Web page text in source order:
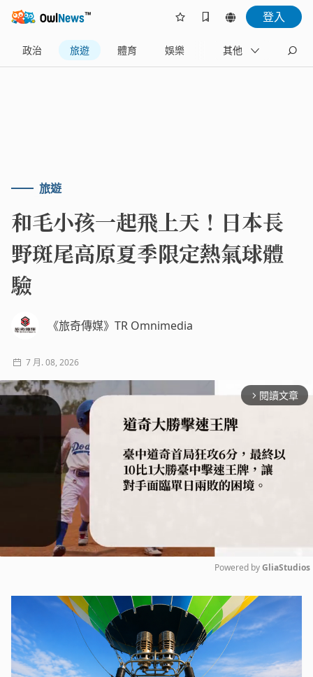
登入
政治 旅遊 體育 娛樂 產業
其他
旅遊
和毛小孩一起飛上天！日本長
野斑尾高原夏季限定熱氣球體
驗
《旅奇傳媒》TR Omnimedia
7 月. 08, 2026
arrow_forward_ios 閱讀文章
Mute
Powered by GliaStudios